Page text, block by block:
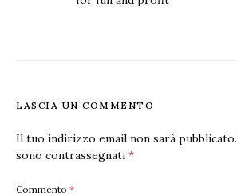
LASCIA UN COMMENTO
Il tuo indirizzo email non sarà pubblicato.
sono contrassegnati *
Commento *